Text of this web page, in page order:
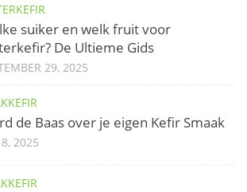
suiker en welk fruit voor
De Ultieme Gids
29, 2025
de Baas over je eigen Kefir Smaak
2025